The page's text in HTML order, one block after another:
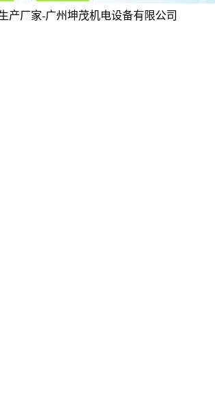
产厂家-广州坤茂机电设备有限公司